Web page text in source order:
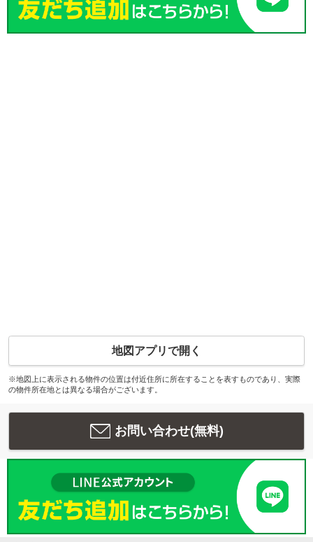
地図アプリで開く
※地図上に表示される物件の位置は付近住所に所在することを表すものであり、実際
の物件所在地とは異なる場合がございます。
お問い合わせ(無料)